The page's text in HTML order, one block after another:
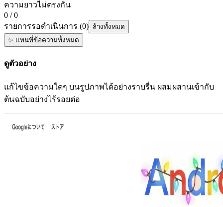
ความยาวไม่ตรงกัน
0 / 0
รายการรอดำเนินการ (0) ล้างทั้งหมด
✨ แทนที่ข้อความทั้งหมด
ดูตัวอย่าง
แก้ไขข้อความใดๆ บนรูปภาพได้อย่างราบรื่น ผสมผสานเข้ากับ
ต้นฉบับอย่างไร้รอยต่อ